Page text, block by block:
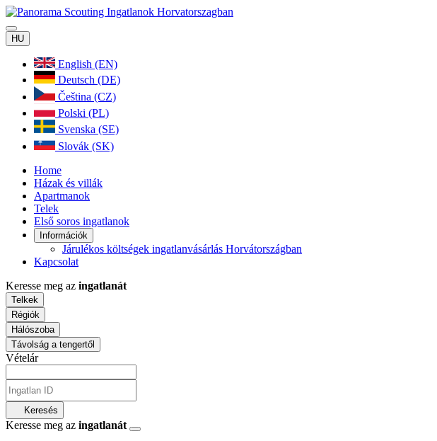
HU
English (EN)
Deutsch (DE)
Čeština (CZ)
Polski (PL)
Svenska (SE)
Slovák (SK)
Home
Házak és villák
Apartmanok
Telek
Első soros ingatlanok
Információk
Járulékos költségek ingatlanvásárlás Horvátországban
Kapcsolat
Keresse meg az ingatlanát
Telkek
Régiók
Hálószoba
Távolság a tengertől
Vételár
Keresés
Keresse meg az ingatlanát